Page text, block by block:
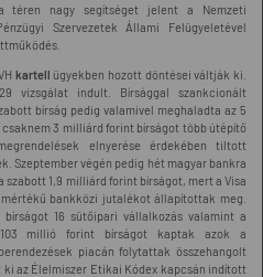
téren nagy segítséget jelent a Nemzeti
Szervezetek Állami Felügyeletével
kartell ügyekben hozott döntései váltják ki.
vizsgálat indult. Bírsággal szankcionált
bírság pedig valamivel meghaladta az 5
3 milliárd forint bírságot több útépítő
elnyerése érdekében tiltott
Szeptember végén pedig hét magyar bankra
1,9 milliárd forint bírságot, mert a Visa
bankközi jutalékot állapítottak meg.
16 sütőipari vállalkozás valamint a
103 millió forint bírságot kaptak azok a
piacán folytattak összehangolt
az Élelmiszer Etikai Kódex kapcsán indított